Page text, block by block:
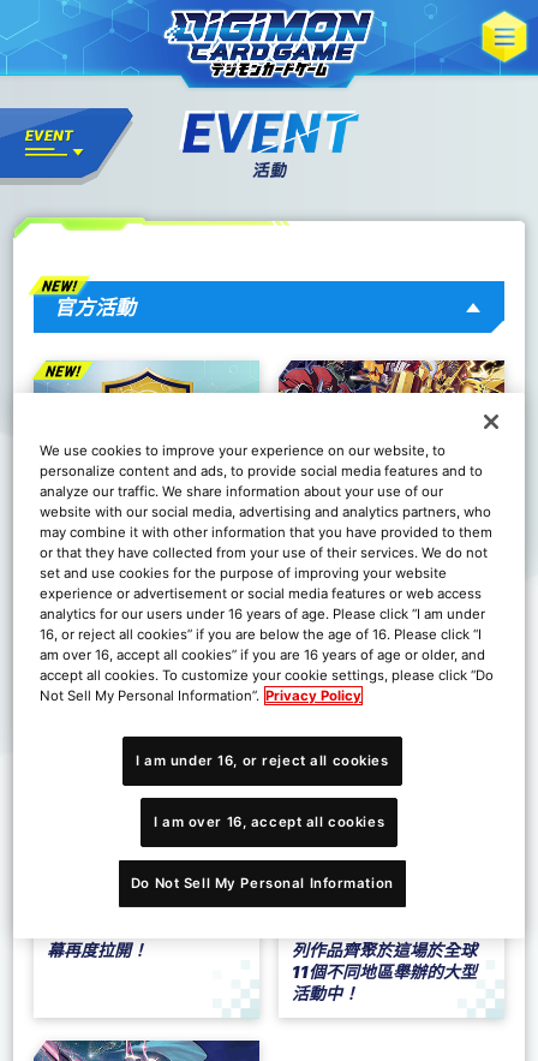
官方活動
DC-1 大獎賽 2026
為進階玩家準備的1vs1大
賽。
爭奪World
Championship 26-27亞
洲決賽賽參賽權的官方大
賽即將開幕！
Grand Asia Open 2026
LCQ
把握最後機會，
晉級錦標賽2026亞洲決
賽！
數碼寶貝卡牌遊戲 World
Championship 26-27
幕再度拉開！
BANDAI CARD GAMES
Fest 26-27
列作品齊聚於這場於全球
11個不同地區舉辦的大型
活動中！
We use cookies to improve your experience on our website, to
personalize content and ads, to provide social media features and to
analyze our traffic. We share information about your use of our
website with our social media, advertising and analytics partners, who
may combine it with other information that you have provided to them
or that they have collected from your use of their services. We do not
set and use cookies for the purpose of improving your website
experience or advertisement or social media features or web access
analytics for our users under 16 years of age. Please click “I am under
16, or reject all cookies” if you are below the age of 16. Please click “I
am over 16, accept all cookies” if you are 16 years of age or older, and
accept all cookies. To customize your cookie settings, please click “Do
Not Sell My Personal Information”. Privacy Policy
I am under 16, or reject all cookies
I am over 16, accept all cookies
Do Not Sell My Personal Information